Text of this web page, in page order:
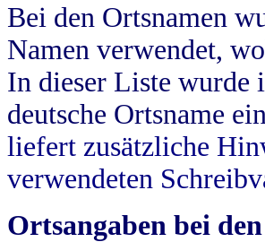
Bei den Ortsnamen
Namen verwendet,
In dieser Liste wurde
deutsche Ortsname
liefert zusätzliche
verwendeten
Ortsangaben bei